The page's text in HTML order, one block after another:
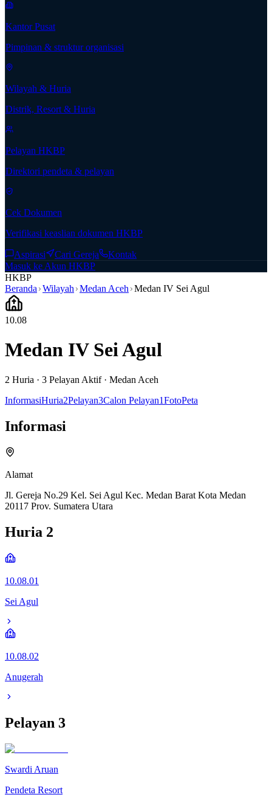
Kantor Pusat
Pimpinan & struktur organisasi
Wilayah & Huria
Distrik, Resort & Huria
Pelayan HKBP
Direktori pendeta & pelayan
Cek Dokumen
Verifikasi keaslian dokumen HKBP
Aspirasi Cari Gereja
Kontak
Masuk ke Akun HKBP
HKBP
Beranda Wilayah Medan Aceh Medan IV Sei Agul
10.08
Medan IV Sei Agul
2 Huria · 3 Pelayan Aktif· Medan Aceh
InformasiHuria2Pelayan3Calon Pelayan1FotoPeta
Informasi
Alamat
Jl. Gereja No.29 Kel. Sei Agul Kec. Medan Barat Kota Medan
20117 Prov. Sumatera Utara
Huria 2
10.08.01
Sei Agul
10.08.02
Anugerah
Pelayan 3
Swardi Aruan
Pendeta Resort